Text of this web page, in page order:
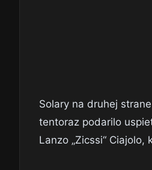
Solary na druhej
tentoraz podarilo
Lanzo „Zicssi“